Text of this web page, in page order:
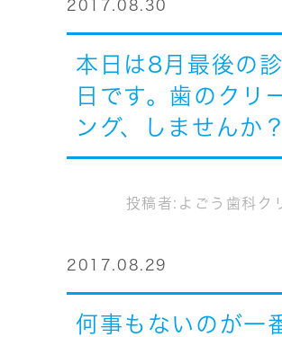
2017.08.30
本日は8月最後の
日です。歯のクリ
ング、しませんか
投稿者: よごう歯科ク
2017.08.29
何事もないのが一